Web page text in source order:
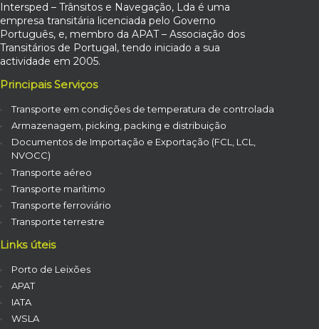
Intersped – Trânsitos e Navegação, Lda é uma
empresa transitária licenciada pelo Governo
Português, e, membro da APAT – Associação dos
Transitários de Portugal, tendo iniciado a sua
actividade em 2005.
Principais Serviços
Transporte em condições de temperatura de controlada
Armazenagem, picking, packing e distribuição
Documentos de Importação e Exportação (FCL, LCL,
NVOCC)
Transporte aéreo
Transporte marítimo
Transporte ferroviário
Transporte terrestre
Links úteis
Porto de Leixões
APAT
IATA
WSLA